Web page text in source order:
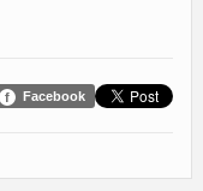
Facebook